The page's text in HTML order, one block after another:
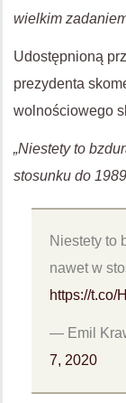
wielkim
Udostępnioną
prezydenta
wolnościowego
„Niestety to
stosunku do 1989
Niestety to
nawet w
https://t.co/
— Emil
7, 2020